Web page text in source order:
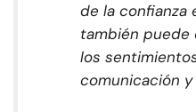
de la confianza
también puede
los
comunicación y